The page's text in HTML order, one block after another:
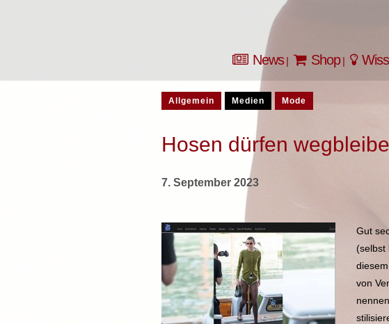
News Shop
Allgemein Medien Mode
Hosen dürfen
7. September 2023
Gut
(selbst
von